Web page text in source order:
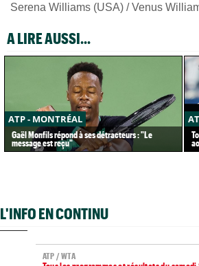
Serena Williams (USA) / Venus
A LIRE AUSSI...
ATP - MONTRÉAL
Gaël Monfils répond à ses détracteurs : "Le
message est reçu"
L'INFO EN CONTINU
ATP / WTA